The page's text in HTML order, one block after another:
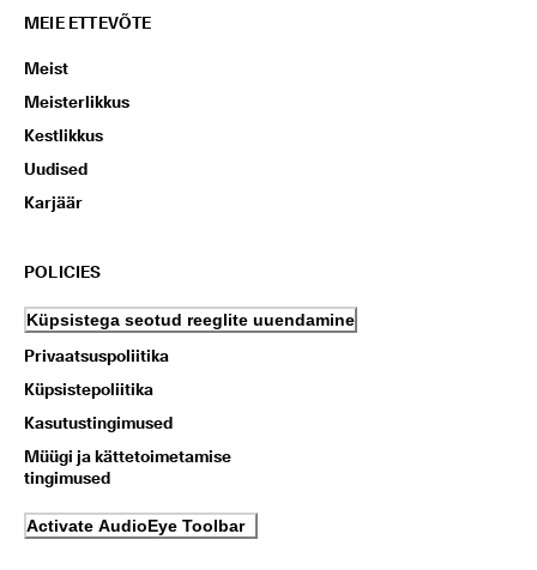
MEIE ETTEVÕTE
Meist
Meisterlikkus
Kestlikkus
Uudised
Karjäär
POLICIES
Küpsistega seotud reeglite uuendamine
Privaatsuspoliitika
Küpsistepoliitika
Kasutustingimused
Müügi ja kättetoimetamise
tingimused
Activate AudioEye Toolbar